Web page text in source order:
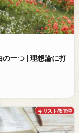
一つ | 理想論に打
キリスト教信仰